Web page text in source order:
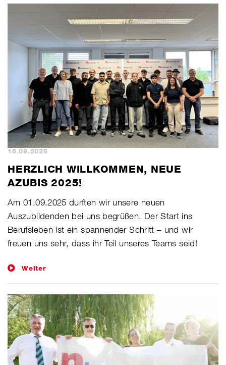
18.09.2025
HERZLICH WILLKOMMEN, NEUE
AZUBIS 2025!
​Am 01.09.2025 durften wir unsere neuen
Auszubildenden bei uns begrüßen. Der Start ins
Berufsleben ist ein spannender Schritt – und wir
freuen uns sehr, dass ihr Teil unseres Teams seid!
Weiter